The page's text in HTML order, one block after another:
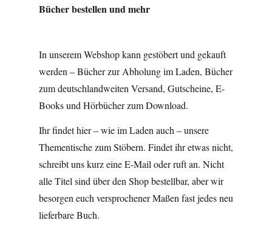
Bücher bestellen und mehr
In unserem Webshop kann gestöbert und gekauft
werden – Bücher zur Abholung im Laden, Bücher
zum deutschlandweiten Versand, Gutscheine, E-
Books und Hörbücher zum Download.
Ihr findet hier – wie im Laden auch – unsere
Thementische zum Stöbern. Findet ihr etwas nicht,
schreibt uns kurz eine E-Mail oder ruft an. Nicht
alle Titel sind über den Shop bestellbar, aber wir
besorgen euch versprochener Maßen fast jedes neu
lieferbare Buch.